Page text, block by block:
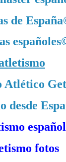
de España
españoles
Atlético
desde
español
fotos